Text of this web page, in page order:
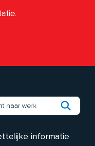
informatie